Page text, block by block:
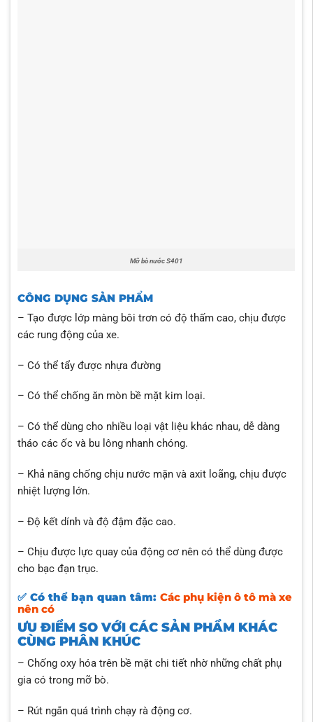
Mỡ bò nước S401
CÔNG DỤNG SẢN PHẨM
– Tạo được lớp màng bôi trơn có độ thấm cao, chịu được
các rung động của xe.
– Có thể tẩy được nhựa đường
– Có thể chống ăn mòn bề mặt kim loại.
– Có thể dùng cho nhiều loại vật liệu khác nhau, dễ dàng
tháo các ốc và bu lông nhanh chóng.
– Khả năng chống chịu nước mặn và axit loãng, chịu được
nhiệt lượng lớn.
– Độ kết dính và độ đậm đặc cao.
– Chịu được lực quay của động cơ nên có thể dùng được
cho bạc đạn trục.
✅ Có thể bạn quan tâm: Các phụ kiện ô tô mà xe
nên có
ƯU ĐIỂM SO VỚI CÁC SẢN PHẨM KHÁC
CÙNG PHÂN KHÚC
– Chống oxy hóa trên bề mặt chi tiết nhờ những chất phụ
gia có trong mỡ bò.
– Rút ngắn quá trình chạy rà động cơ.